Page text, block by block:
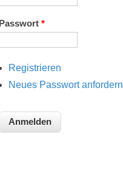
Passwort *
Registrieren
Neues Passwort anfordern